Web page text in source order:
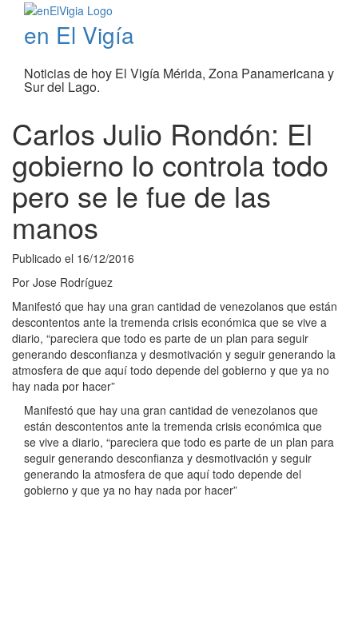
en El Vigía
Noticias de hoy El Vigía Mérida, Zona Panamericana y
Sur del Lago.
Carlos Julio Rondón: El
gobierno lo controla todo
pero se le fue de las
manos
Publicado el 16/12/2016
Por Jose Rodríguez
Manifestó que hay una gran cantidad de venezolanos que están
descontentos ante la tremenda crisis económica que se vive a
diario, “pareciera que todo es parte de un plan para seguir
generando desconfianza y desmotivación y seguir generando la
atmosfera de que aquí todo depende del gobierno y que ya no
hay nada por hacer”
Manifestó que hay una gran cantidad de venezolanos que
están descontentos ante la tremenda crisis económica que
se vive a diario, “pareciera que todo es parte de un plan para
seguir generando desconfianza y desmotivación y seguir
generando la atmosfera de que aquí todo depende del
gobierno y que ya no hay nada por hacer”